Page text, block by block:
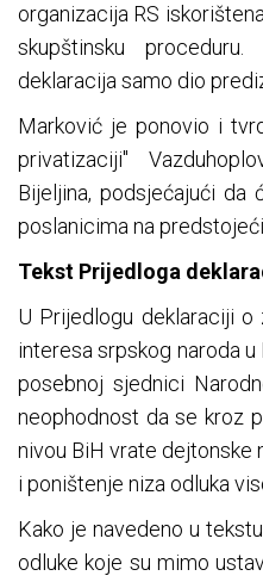
organizacija RS
skupštinsku
deklaracija samo dio
Marković je ponovio i
privatizaciji"
Bijeljina, podsjećajući
poslanicima na
Tekst Prijedloga
U Prijedlogu deklaraciji
interesa srpskog naroda u
posebnoj sjednici
neophodnost da se kroz
nivou BiH vrate dejtonske
i poništenje niza odluka
Kako je navedeno u
odluke koje su mimo